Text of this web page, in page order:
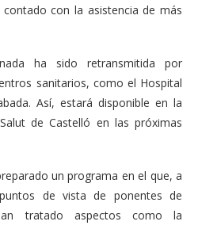
con la asistencia de más
ha sido retransmitida por
sanitarios, como el Hospital
Así, estará disponible en la
de Castelló en las próximas
un programa en el que, a
de vista de ponentes de
tratado aspectos como la